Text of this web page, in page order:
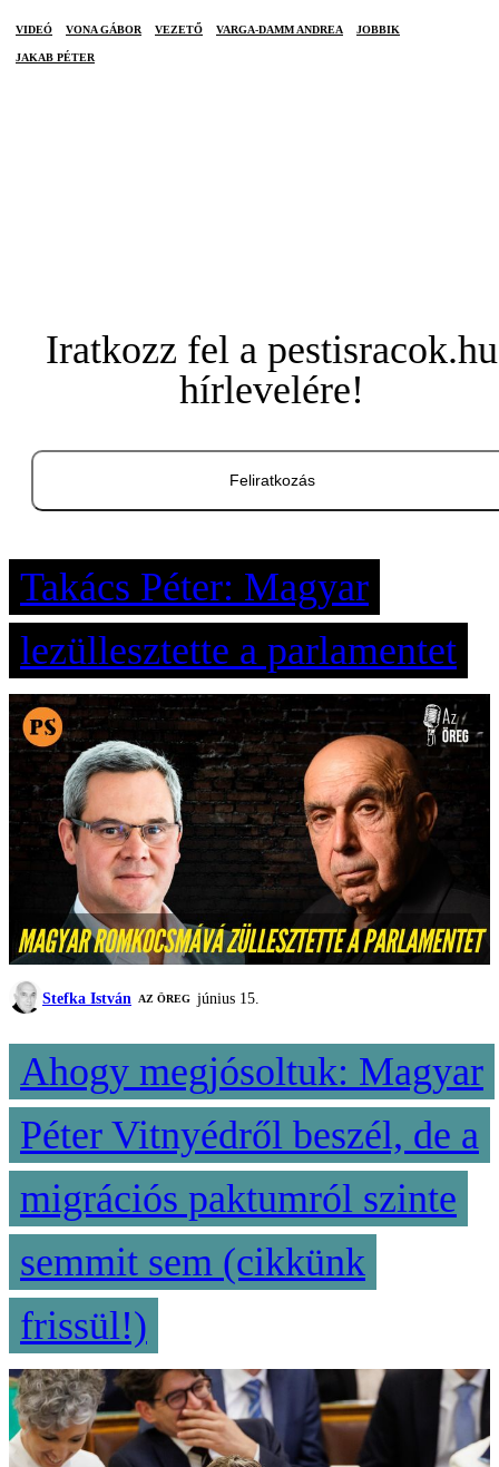
VIDEÓ VONA GÁBOR VEZETŐ VARGA-DAMM ANDREA JOBBIK
JAKAB PÉTER
Iratkozz fel a pestisracok.hu
hírlevelére!
Feliratkozás
Takács Péter: Magyar
lezüllesztette a parlamentet
Stefka István AZ ÖREG június 15.
Ahogy megjósoltuk: Magyar
Péter Vitnyédről beszél, de a
migrációs paktumról szinte
semmit sem (cikkünk
frissül!)